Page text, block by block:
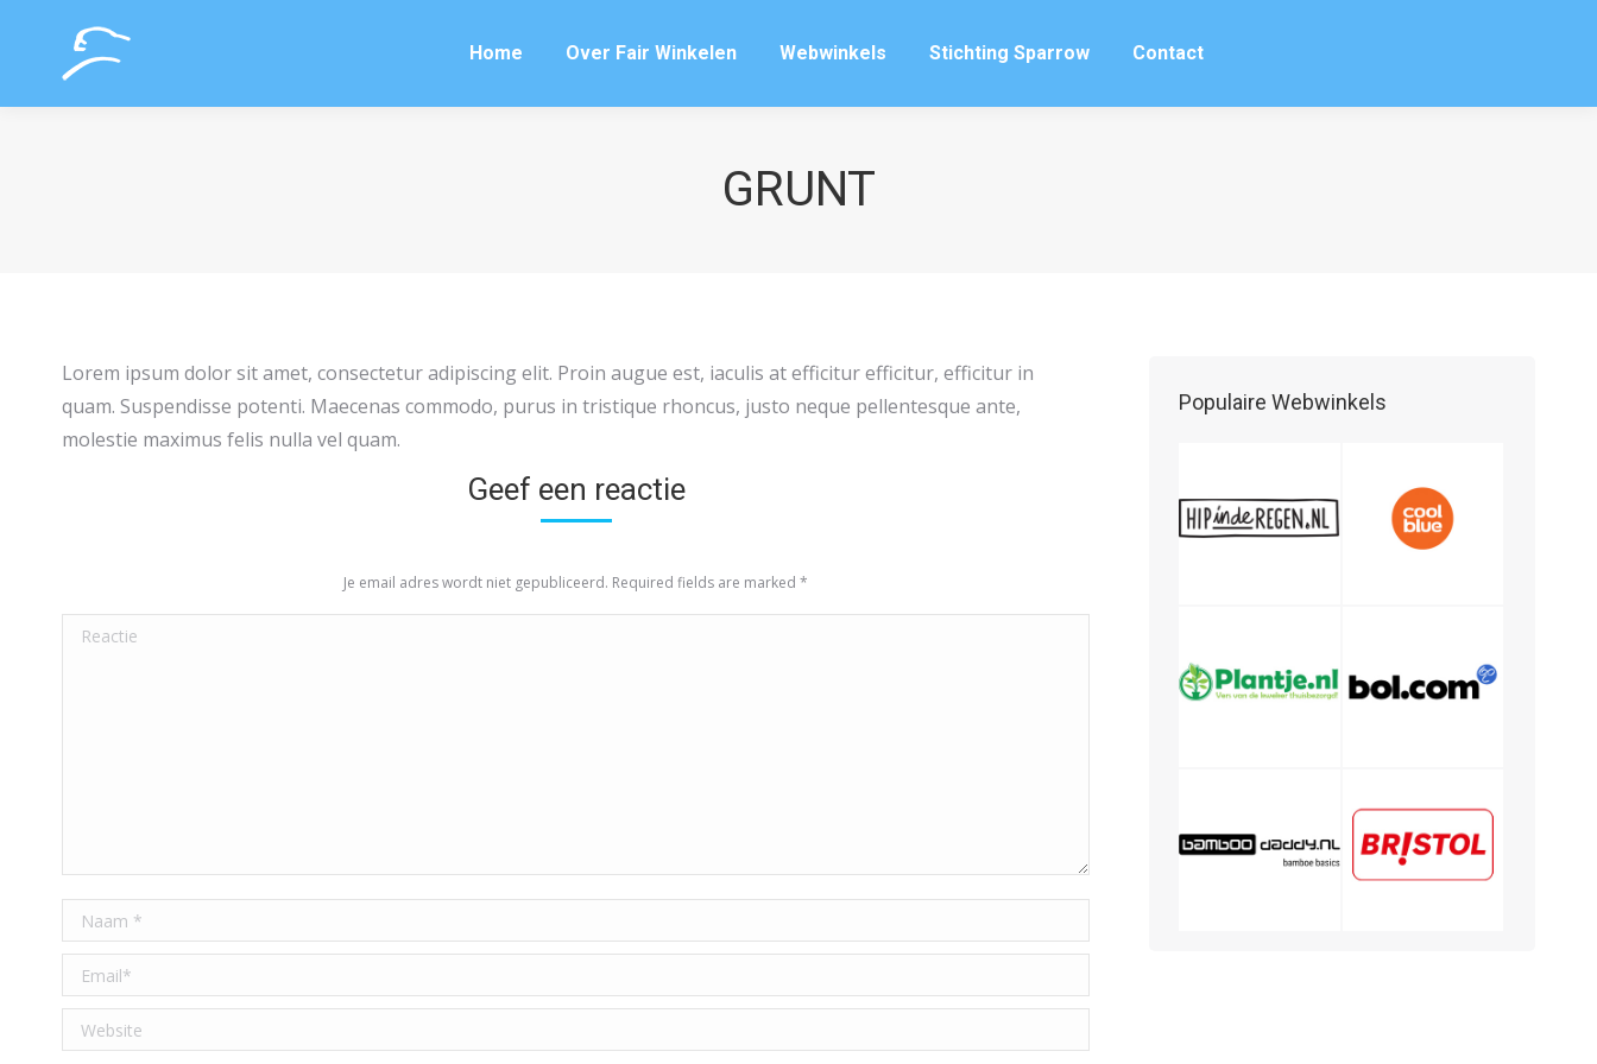
Home Over Fair Winkelen Webwinkels Stichting Sparrow Contact
GRUNT
Lorem ipsum dolor sit amet, consectetur adipiscing elit. Proin augue est, iaculis at efficitur efficitur, efficitur in
quam. Suspendisse potenti. Maecenas commodo, purus in tristique rhoncus, justo neque pellentesque ante,
molestie maximus felis nulla vel quam.
Geef een reactie
Je email adres wordt niet gepubliceerd. Required fields are marked *
Reactie
Naam *
Email *
Website
Populaire Webwinkels